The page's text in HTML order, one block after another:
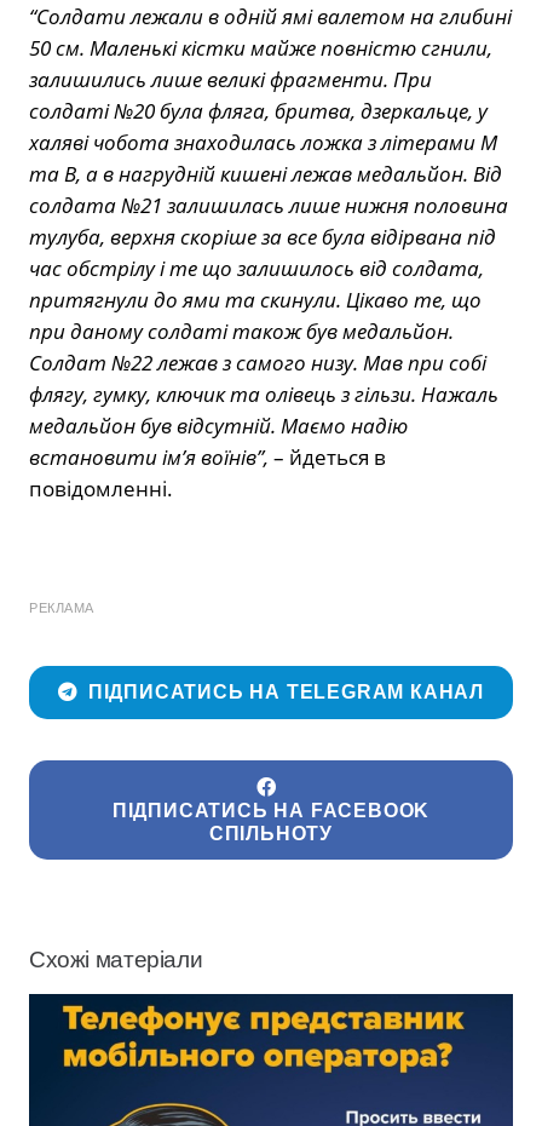
“Солдати лежали в одній ямі валетом на глибині
50 см. Маленькі кістки майже повністю сгнили,
залишились лише великі фрагменти. При
солдаті №20 була фляга, бритва, дзеркальце, у
халяві чобота знаходилась ложка з літерами М
та В, а в нагрудній кишені лежав медальйон. Від
солдата №21 залишилась лише нижня половина
тулуба, верхня скоріше за все була відірвана під
час обстрілу і те що залишилось від солдата,
притягнули до ями та скинули. Цікаво те, що
при даному солдаті також був медальйон.
Солдат №22 лежав з самого низу. Мав при собі
флягу, гумку, ключик та олівець з гільзи. Нажаль
медальйон був відсутній. Маємо надію
встановити ім’я воїнів”, – йдеться в
повідомленні.
РЕКЛАМА
ПІДПИСАТИСЬ НА TELEGRAM КАНАЛ
ПІДПИСАТИСЬ НА FACEBOOK
СПІЛЬНОТУ
Схожі матеріали